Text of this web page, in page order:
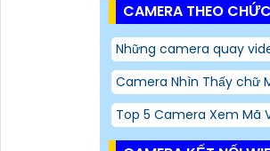
CAMERA THEO
Những camera quay
Camera Nhìn Thấy chữ
Top 5 Camera Xem Mã